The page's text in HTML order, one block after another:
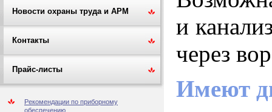
Новости охраны труда и АРМ
Контакты
Прайс-листы
Рекомендации по приборному
и
через
Имеют